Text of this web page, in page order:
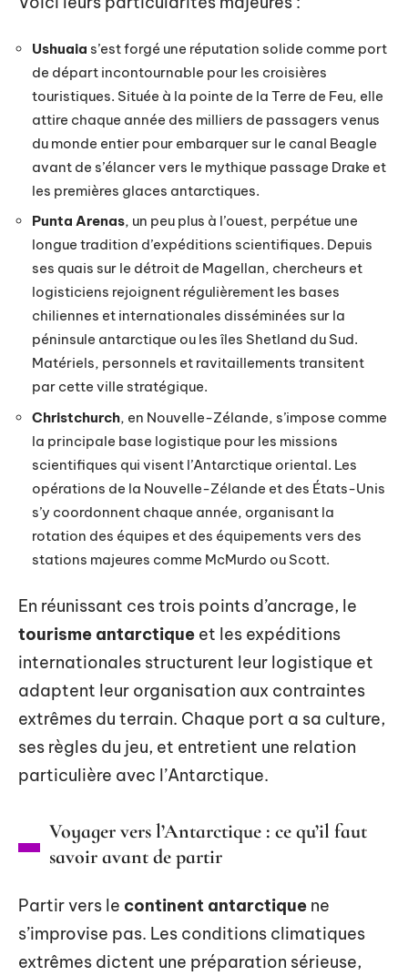
Ushuaia s’est forgé une réputation solide comme port
de départ incontournable pour les croisières
touristiques. Située à la pointe de la Terre de Feu, elle
attire chaque année des milliers de passagers venus
du monde entier pour embarquer sur le canal Beagle
avant de s’élancer vers le mythique passage Drake et
les premières glaces antarctiques.
Punta Arenas, un peu plus à l’ouest, perpétue une
longue tradition d’expéditions scientifiques. Depuis
ses quais sur le détroit de Magellan, chercheurs et
logisticiens rejoignent régulièrement les bases
chiliennes et internationales disséminées sur la
péninsule antarctique ou les îles Shetland du Sud.
Matériels, personnels et ravitaillements transitent
par cette ville stratégique.
Christchurch, en Nouvelle-Zélande, s’impose comme
la principale base logistique pour les missions
scientifiques qui visent l’Antarctique oriental. Les
opérations de la Nouvelle-Zélande et des États-Unis
s’y coordonnent chaque année, organisant la
rotation des équipes et des équipements vers des
stations majeures comme McMurdo ou Scott.
En réunissant ces trois points d’ancrage, le
tourisme antarctique et les expéditions
internationales structurent leur logistique et
adaptent leur organisation aux contraintes
extrêmes du terrain. Chaque port a sa culture,
ses règles du jeu, et entretient une relation
particulière avec l’Antarctique.
Voyager vers l’Antarctique : ce qu’il faut
savoir avant de partir
Partir vers le continent antarctique ne
s’improvise pas. Les conditions climatiques
extrêmes dictent une préparation sérieuse,